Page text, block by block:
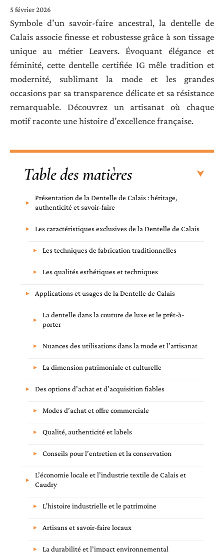
5 février 2026
Symbole d’un savoir-faire ancestral, la dentelle de
Calais associe finesse et robustesse grâce à son tissage
unique au métier Leavers. Évoquant élégance et
féminité, cette dentelle certifiée IG mêle tradition et
modernité, sublimant la mode et les grandes
occasions par sa transparence délicate et sa résistance
remarquable. Découvrez un artisanat où chaque
motif raconte une histoire d’excellence française.
Table des matières
Présentation de la Dentelle de Calais : héritage,
authenticité et savoir-faire
Les caractéristiques exclusives de la Dentelle de Calais
Les techniques de fabrication traditionnelles
Les qualités esthétiques et techniques
Applications et usages de la Dentelle de Calais
La dentelle dans la couture de luxe et le prêt-à-
porter
Nuances des utilisations dans la mode et l’artisanat
La dimension patrimoniale et culturelle
Des options d’achat et d’acquisition fiables
Modes d’achat et offre commerciale
Qualité, authenticité et labels
Conseils pour l’entretien et la conservation
L’économie locale et l’industrie textile de Calais et
Caudry
L’histoire industrielle et le patrimoine
Artisans et savoir-faire locaux
La durabilité et l’impact environnemental